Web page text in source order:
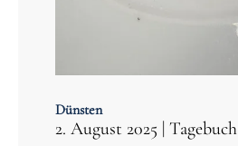
Dünsten
2. August 2025 | Tagebuch